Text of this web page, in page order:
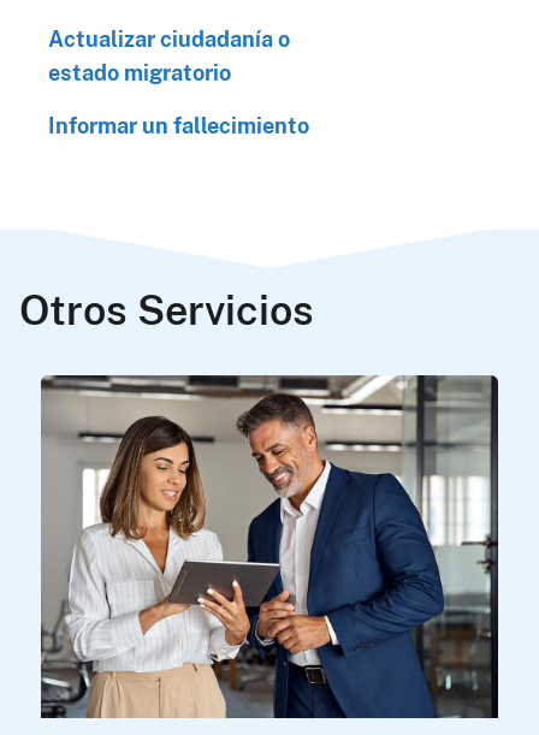
Actualizar ciudadanía o
estado migratorio
Informar un fallecimiento
Otros Servicios